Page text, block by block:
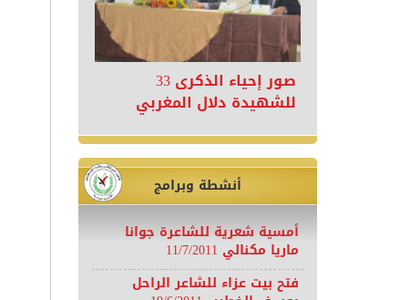
صور إحياء الذكرى 33
للشهيدة دلال المغربي
أنشطة وبرامج
أمسية شعرية للشاعرة جوانا
ماريا مكنالي 11/7/2011
فتح بيت عزاء للشاعر الراحل